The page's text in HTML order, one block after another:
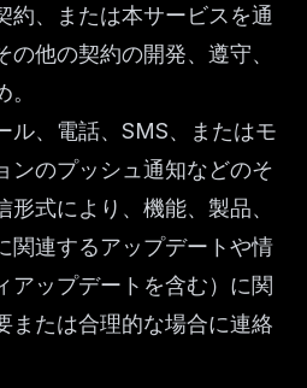
約、または本サービスを通
の他の契約の開発、遵守、
ル、電話、SMS、またはモ
ンのプッシュ通知などのそ
式により、機能、製品、
関連するアップデートや情
アップデートを含む）に関
または合理的な場合に連絡